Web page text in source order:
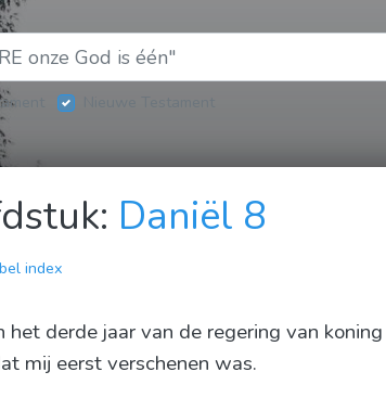
Daniël 8
index
het derde jaar van de regering van
mij eerst verschenen was.